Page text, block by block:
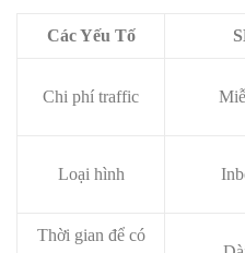
Các Yếu Tố
Chi phí traffic
Loại hình
Thời gian để có